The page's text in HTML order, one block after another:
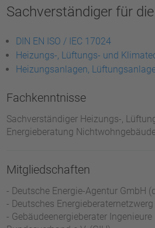
Sachverständiger für
DIN EN ISO / IEC 17024
Heizungs-, Lüftungs- und
Heizungsanlagen,
Fachkenntnisse
Sachverständiger Heizungs-,
Energieberatung
Mitgliedschaften
- Deutsche Energie-Agentur GmbH
- Deutsches Energieberaternetzwerg
- Gebäudeenergieberater